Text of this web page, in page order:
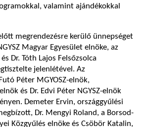
valamint ajándékokkal
megrendezésre kerülő ünnepséget
Magyar Egyesület elnöke, az
Dr. Tóth Lajos Felsőzsolca
jelenlétével. Az
Péter MGYOSZ-elnök,
és Dr. Edvi Péter NGYSZ-elnök
Demeter Ervin, országgyűlési
Dr. Mengyi Roland, a Borsod-
Közgyűlés elnöke és Csöbör Katalin,